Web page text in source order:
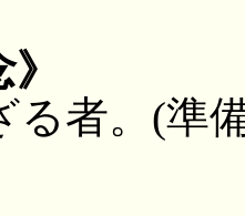
る者。(準